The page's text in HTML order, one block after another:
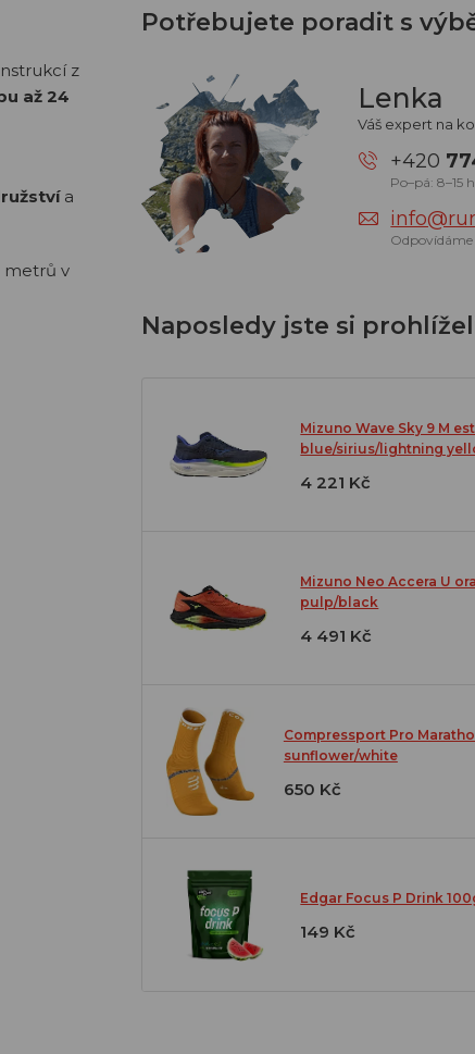
z
až 24
a
metrů v
Potřebujete poradit s
Lenka
Váš expert na
+420
Po–pá: 8–15
Odpovídáme
Naposledy jste si
Mizuno Wave Sky 9 M
blue/sirius/lightning
4 221 Kč
Mizuno Neo Accera U
pulp/black
4 491 Kč
Compressport Pro
sunflower/white
650 Kč
Edgar Focus P Drink
149 Kč